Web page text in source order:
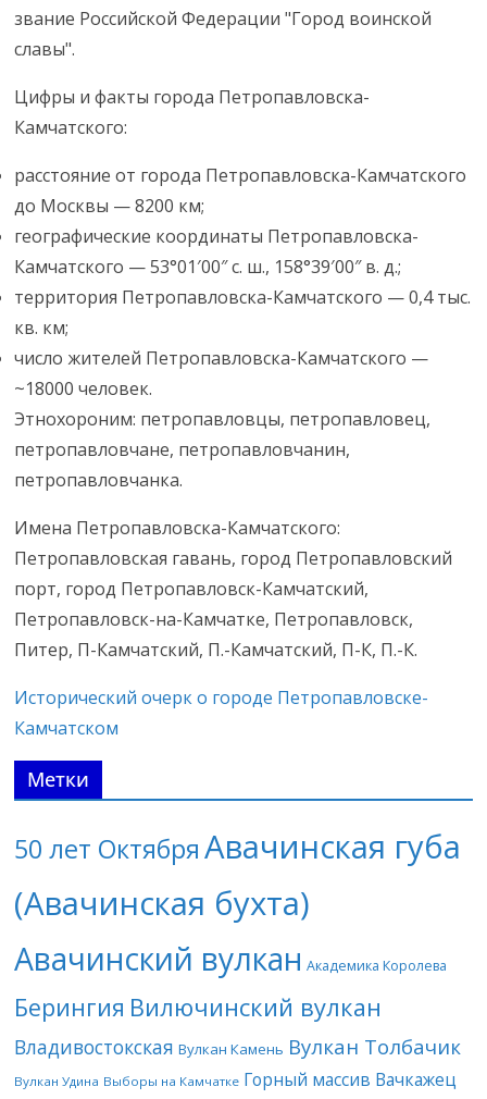
звание Российской Федерации "Город воинской
славы".
Цифры и факты города Петропавловска-
Камчатского:
расстояние от города Петропавловска-Камчатского
до Москвы — 8200 км;
географические координаты Петропавловска-
Камчатского — 53°01′00″ с. ш., 158°39′00″ в. д.;
территория Петропавловска-Камчатского — 0,4 тыс.
кв. км;
число жителей Петропавловска-Камчатского —
~18000 человек.
Этнохороним: петропавловцы, петропавловец,
петропавловчане, петропавловчанин,
петропавловчанка.
Имена Петропавловска-Камчатского:
Петропавловская гавань, город Петропавловский
порт, город Петропавловск-Камчатский,
Петропавловск-на-Камчатке, Петропавловск,
Питер, П-Камчатский, П.-Камчатский, П-К, П.-К.
Исторический очерк о городе Петропавловске-
Камчатском
Метки
50 лет Октября Авачинская губа
(Авачинская бухта)
Авачинский вулкан Академика Королева
Берингия Вилючинский вулкан
Владивостокская Вулкан Камень Вулкан Толбачик
Вулкан Удина Выборы на Камчатке Горный массив Вачкажец